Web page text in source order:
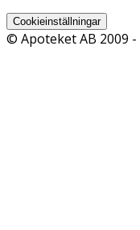
Cookieinställningar
© Apoteket AB 2009 -